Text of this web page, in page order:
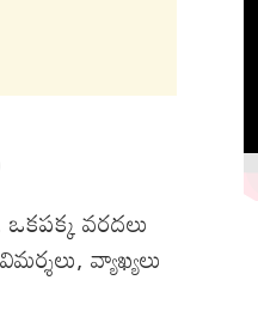
వరదలు
వ్యాఖ్యలు